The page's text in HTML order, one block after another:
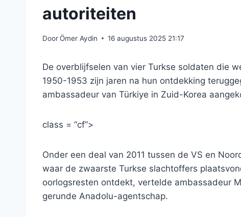
autoriteiten
DoorÖmer Aydin 16 augustus 2025 21:17
De overblijfselen van vier Turkse soldaten die
1950-1953 zijn jaren na hun ontdekking
ambassadeur van Türkiye in Zuid-Korea
class = “cf”>
Onder een deal van 2011 tussen de VS en
waar de zwaarste Turkse slachtoffers
oorlogsresten ontdekt, vertelde ambassadeur
gerunde Anadolu-agentschap.